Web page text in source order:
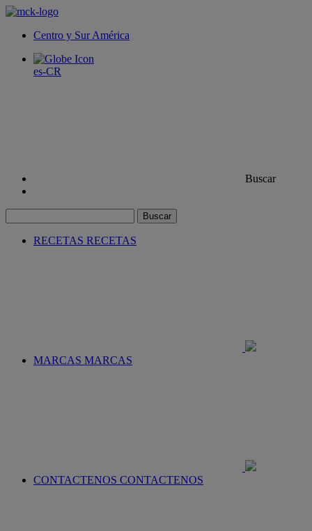
Centro y Sur América
es-CR
Buscar
Buscar
RECETAS RECETAS
MARCAS MARCAS
CONTACTENOS CONTACTENOS